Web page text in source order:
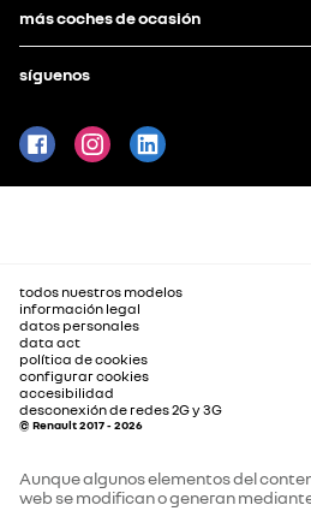
más coches de ocasión
síguenos
todos nuestros modelos
información legal
datos personales
data act
política de cookies
configurar cookies
accesibilidad
desconexión de redes 2G y 3G
© Renault 2017 - 2026
Aunque algunos elementos del
web se modifican o generan